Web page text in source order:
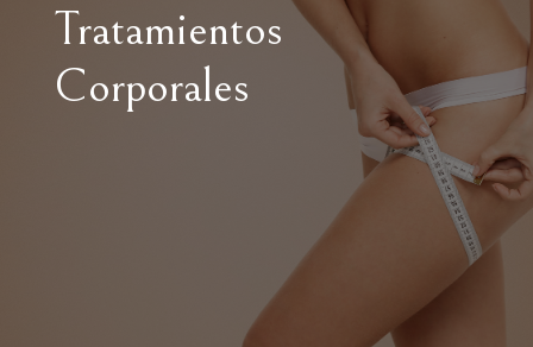
Tratamientos
Corporales